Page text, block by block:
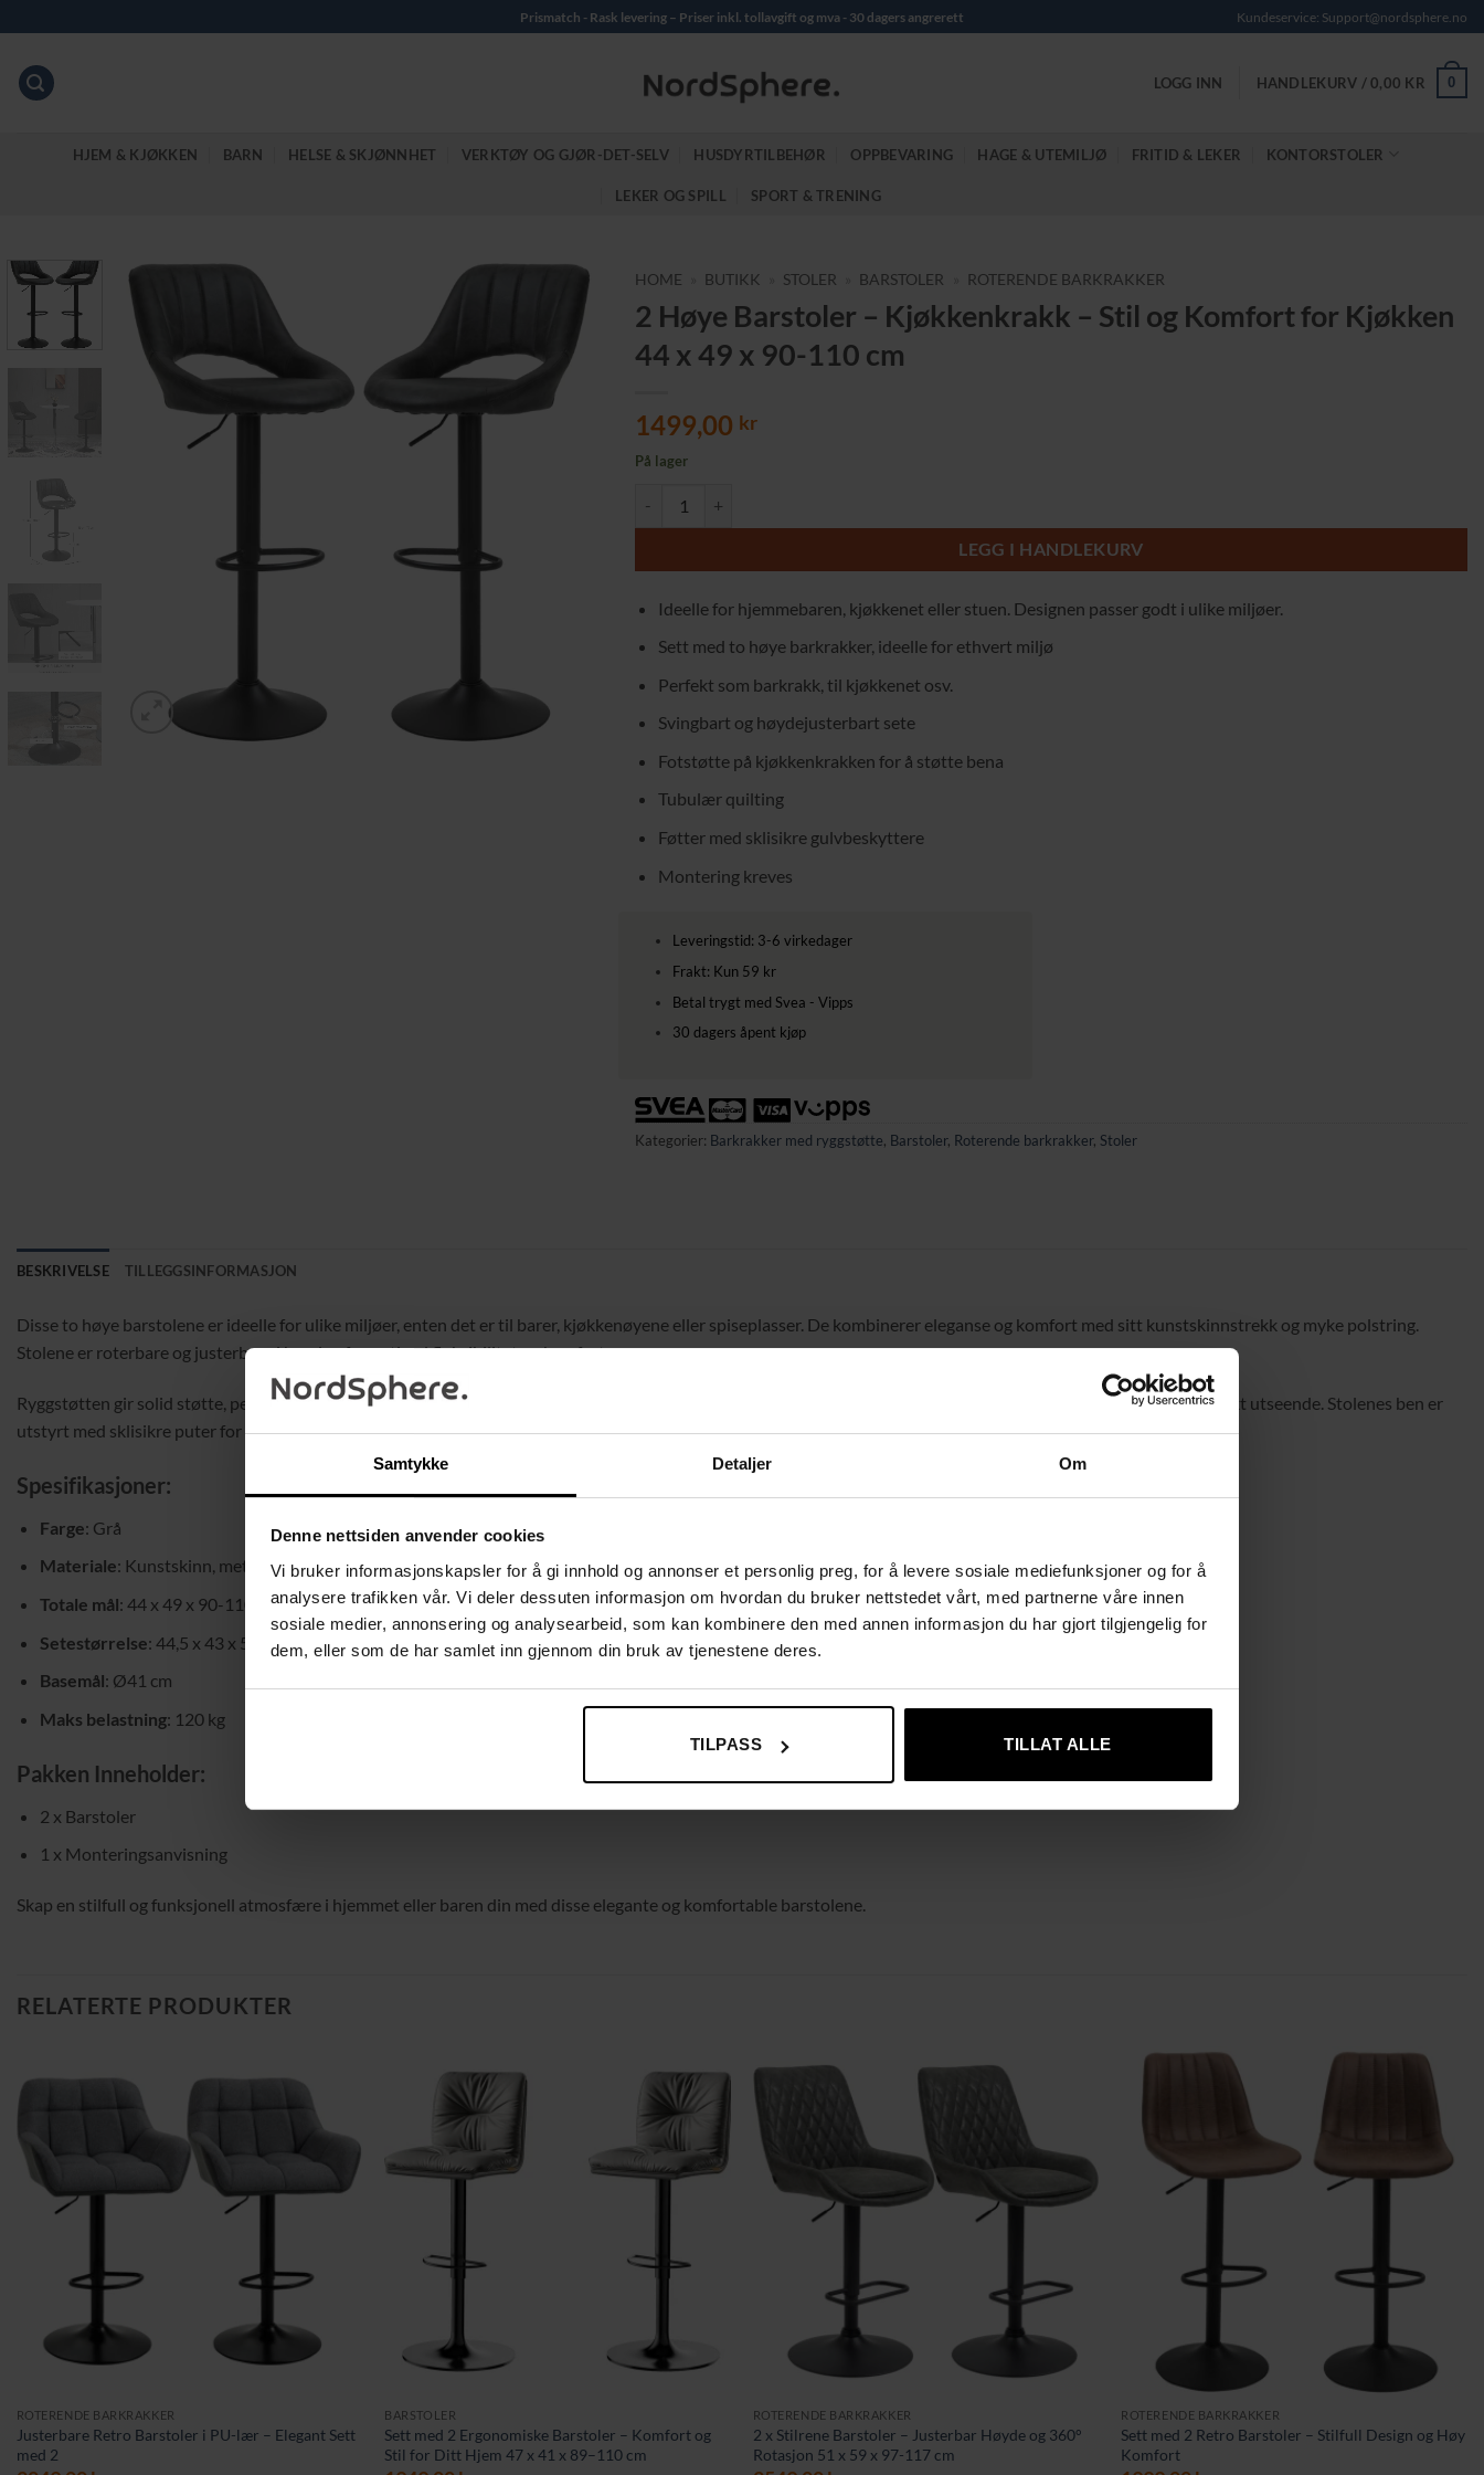
Samtykke Detaljer Om
Denne nettsiden anvender cookies
Vi bruker informasjonskapsler for å gi innhold og annonser et personlig preg, for å levere sosiale mediefunksjoner og for å
analysere trafikken vår. Vi deler dessuten informasjon om hvordan du bruker nettstedet vårt, med partnerne våre innen
sosiale medier, annonsering og analysearbeid, som kan kombinere den med annen informasjon du har gjort tilgjengelig for
dem, eller som de har samlet inn gjennom din bruk av tjenestene deres.
TILPASS TILLAT ALLE
to
content
Prismatch - Rask levering – Priser inkl. tollavgift og mva - 30 dagers angrerett Kundeservice: Support@nordsphere.no
LOGG INN HANDLEKURV /0,00 KR 0
HJEM & KJØKKEN BARN HELSE & SKJØNNHET VERKTØY OG GJØR-DET-SELV HUSDYRTILBEHØR OPPBEVARING HAGE & UTEMILJØ FRITID & LEKER KONTORSTOLER
LEKER OG SPILL SPORT & TRENING
HOME BUTIKK STOLER BARSTOLER ROTERENDE BARKRAKKER
2 Høye Barstoler – Kjøkkenkrakk – Stil og Komfort for Kjøkken
44 x 49 x 90-110 cm
1499,00 kr
På lager
LEGG I HANDLEKURV
Ideelle for hjemmebaren, kjøkkenet eller stuen. Designen passer godt i ulike miljøer.
Sett med to høye barkrakker, ideelle for ethvert miljø
Perfekt som barkrakk, til kjøkkenet osv.
Svingbart og høydejusterbart sete
Fotstøtte på kjøkkenkrakken for å støtte bena
Tubulær quilting
Føtter med sklisikre gulvbeskyttere
Montering kreves
Leveringstid: 3-6 virkedager
Frakt: Kun 59 kr
Betal trygt med Svea - Vipps
30 dagers åpent kjøp
Kategorier: Barkrakker med ryggstøtte, Barstoler, Roterende barkrakker, Stoler
BESKRIVELSE TILLEGGSINFORMASJON
Disse to høye barstolene er ideelle for ulike miljøer, enten det er til barer, kjøkkenøyene eller spiseplasser. De kombinerer eleganse og komfort med sitt kunstskinnstrekk og myke polstring.
Stolene er roterbare og justerbare i høyden for optimal fleksibilitet og komfort.
Ryggstøtten gir solid støtte, perfekt for avslapning. Den brede, runde basen gir stabilitet og sikkerhet, mens de stilige tubulære quiltedetaljene gir stolene et distinkt utseende. Stolenes ben er
utstyrt med sklisikre puter for å beskytte gulvet mot riper og skader.
Spesifikasjoner:
Farge: Grå
Materiale: Kunstskinn, metall
Totale mål: 44 x 49 x 90-110 cm (L x B x H)
Setestørrelse: 44,5 x 43 x 59-79 cm (L x B x H)
Basemål: Ø41 cm
Maks belastning: 120 kg
Pakken Inneholder:
2 x Barstoler
1 x Monteringsanvisning
Skap en stilfull og funksjonell atmosfære i hjemmet eller baren din med disse elegante og komfortable barstolene.
RELATERTE PRODUKTER
ROTERENDE BARKRAKKER
Justerbare Retro Barstoler i PU-lær – Elegant Sett
med 2
BARSTOLER
Sett med 2 Ergonomiske Barstoler – Komfort og
Stil for Ditt Hjem 47 x 41 x 89–110 cm
ROTERENDE BARKRAKKER
2 x Stilrene Barstoler – Justerbar Høyde og 360°
Rotasjon 51 x 59 x 97-117 cm
ROTERENDE BARKRAKKER
Sett med 2 Retro Barstoler – Stilfull Design og Høy
Komfort